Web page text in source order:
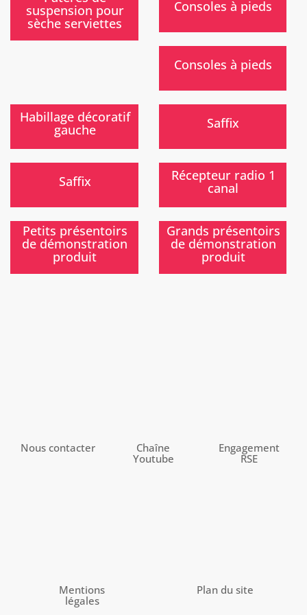
suspension pour
sèche serviettes
Consoles à pieds
Consoles à pieds
Habillage décoratif
gauche Saffix
Saffix Récepteur radio 1
canal
)
Petits présentoirs
de démonstration
produit
)
Grands présentoirs
de démonstration
produit
Nous contacter
Chaîne
Youtube
Engagement
RSE
Mentions
légales
Plan du site